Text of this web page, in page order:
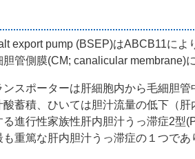
export pump (BSEP)はABCB11に
胆管側膜(CM; canalicular membrane)
ンスポーターは肝細胞内から毛細胆
酸蓄積、ひいては胆汁流量の低下（
る進行性家族性肝内胆汁うっ滞症2型
も重篤な肝内胆汁うっ滞症の１つで